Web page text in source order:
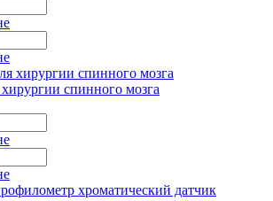
спинного мозга